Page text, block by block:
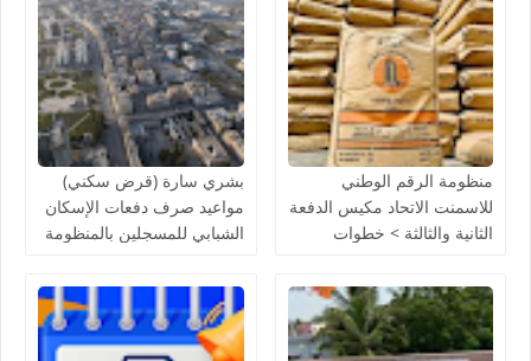
منظومة الرقم الوطني
للاسمنت الاتحاد مكيس الدفعة
الثانية والثالثة > خطوات
المقبولين
بشري سارة (قرض سكني)
مواعيد صرف دفعات الإسكان
الشبابي للمسجلين بالمنظومة